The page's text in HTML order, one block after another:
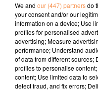
19h ans les rues du
00:51 MORLAAS / Salon
et 08 mars à la salle
www.salonvin-
We and our (447) partnersdo
your consent and/or our
information on a device; Use
profiles for personalised
advertising; Measure
performance; Understand
of data from different sources;
profiles to personalise
content; Use limited data to
detect fraud, and fix errors;